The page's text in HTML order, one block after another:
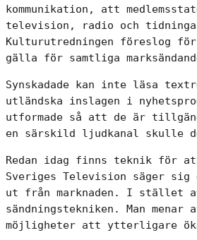
kommunikation, att
television, radio och
Kulturutredningen föreslog
gälla för samtliga
Synskadade kan inte läsa
utländska inslagen i
utformade så att de är
en särskild ljudkanal skulle
Redan idag finns teknik för
Sveriges Television säger
ut från marknaden. I stället
sändningstekniken. Man
möjligheter att ytterligare